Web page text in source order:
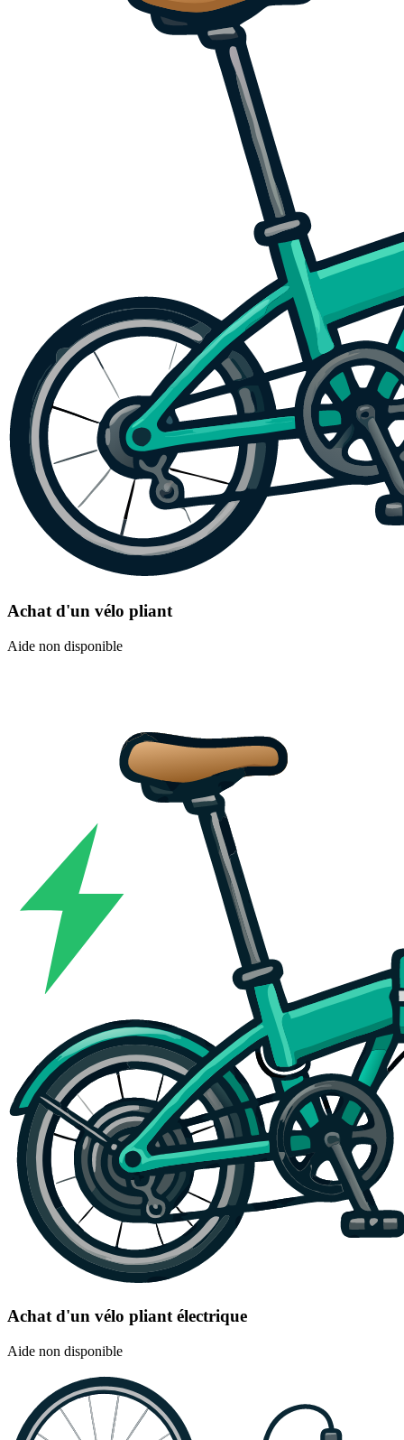
Achat d'un vélo pliant
Aide non disponible
Achat d'un vélo pliant électrique
Aide non disponible